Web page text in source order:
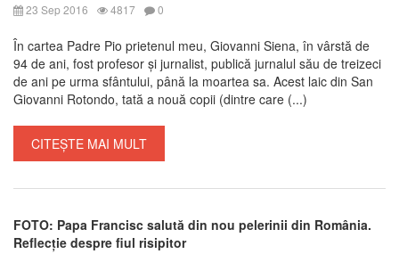
23 Sep 2016 4817 0
În cartea Padre Pio prietenul meu, Giovanni Siena, în vârstă de
94 de ani, fost profesor și jurnalist, publică jurnalul său de treizeci
de ani pe urma sfântului, până la moartea sa. Acest laic din San
Giovanni Rotondo, tată a nouă copii (dintre care (...)
CITEȘTE MAI MULT
FOTO: Papa Francisc salută din nou pelerinii din România.
Reflecție despre fiul risipitor